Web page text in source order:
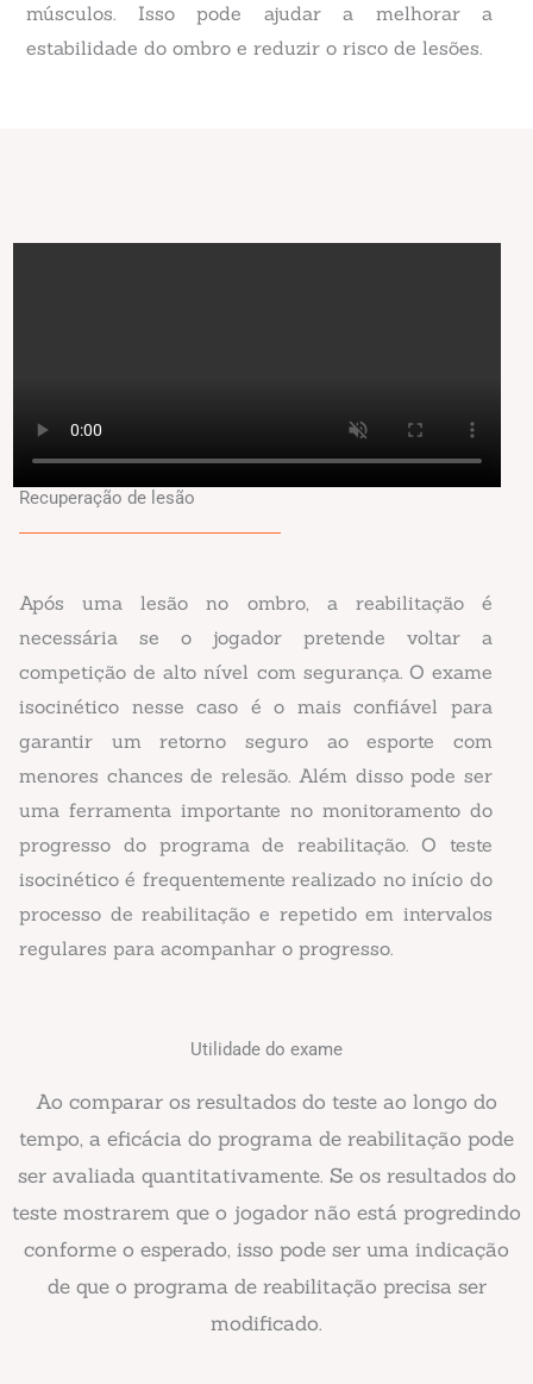
músculos. Isso pode ajudar a melhorar a
estabilidade do ombro e reduzir o risco de lesões.
Recuperação de lesão
Após uma lesão no ombro, a reabilitação é
necessária se o jogador pretende voltar a
competição de alto nível com segurança. O exame
isocinético nesse caso é o mais confiável para
garantir um retorno seguro ao esporte com
menores chances de relesão. Além disso pode ser
uma ferramenta importante no monitoramento do
progresso do programa de reabilitação. O teste
isocinético é frequentemente realizado no início do
processo de reabilitação e repetido em intervalos
regulares para acompanhar o progresso.
Utilidade do exame
Ao comparar os resultados do teste ao longo do
tempo, a eficácia do programa de reabilitação pode
ser avaliada quantitativamente. Se os resultados do
teste mostrarem que o jogador não está progredindo
conforme o esperado, isso pode ser uma indicação
de que o programa de reabilitação precisa ser
modificado.